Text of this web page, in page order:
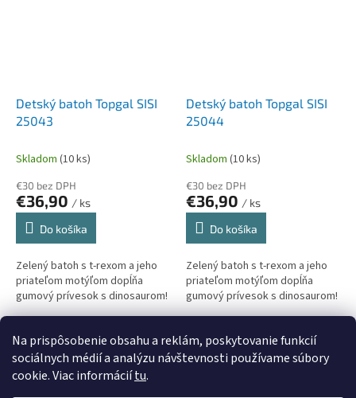
Na prispôsobenie obsahu a reklám, poskytovanie funkcií
sociálnych médií a analýzu návštevnosti používame súbory
cookie. Viac informáciítu.
Detský batoh Topgal SISI
25043
Skladom (10 ks)
€30 bez DPH
€36,90 / ks
Do košíka
Zelený batoh s t-rexom a jeho
priateľom motýľom dopĺňa
gumový prívesok s dinosaurom!
Detský batoh Topgal SISI
25044
Skladom (10 ks)
€30 bez DPH
€36,90 / ks
Do košíka
Zelený batoh s t-rexom a jeho
priateľom motýľom dopĺňa
gumový prívesok s dinosaurom!
O
v
8položiek celkom